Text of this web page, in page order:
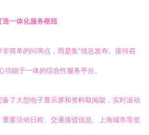
一体化服务枢纽
简单的问询点，而是集“信息发布、接待咨
功能于一体的综合性服务平台。
备了大型电子显示屏和资料取阅架，实时滚动
要活动日程、交通接驳信息、上海城市导览